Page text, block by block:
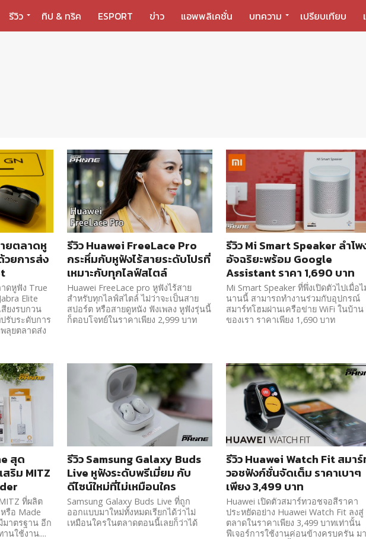
รีวิว ทิป & ทริค ESPORT ข่าว แอพพลิเคชั่น บทความ เปรียบเทียบ
ยตลาดหู
วยการส่ง
ดหูฟัง True
Elite
ยงรบกวน
รับระดับการ
ลุยตลาดส่ง
รีวิว Huawei FreeLace Pro
กระหึ่มกับหูฟังไร้สายระดับโปรที่
เหมาะกับทุกไลฟ์สไตล์
Huawei FreeLace pro หูฟังไร้สาย
สำหรับทุกไลฟ์สไตล์ ไม่ว่าจะเป็นสาย
สปอร์ต หรือสายดูหนัง ฟังเพลง หูฟังรุ่นนี้
ก็ตอบโจทย์ในราคาเพียง 2,999 บาท
รีวิว Mi Smart Speaker ลำโพ
อัจฉริยะพร้อม Google
Assistant ราคา 1,690 บาท
Mi Smart Speaker ที่พึ่งเปิดตัวไปเมื่อไ
นานนี้ สามารถทำงานร่วมกับอุปกรณ์
สมาร์ทโฮมผ่านเครือข่าย WiFi ในบ้าน
ของเรา ราคาเพียง 1,690 บาท
สุด
ริม MITZ
ที่ผลิต
รือ Made
มาตรฐาน อีก
นใช้งาน....
รีวิว Samsung Galaxy Buds
Live หูฟังระดับพรีเมี่ยม กับ
ดีไซน์ใหม่ที่ไม่เหมือนใคร
Samsung Galaxy Buds Live ที่ถูก
ออกแบบมาใหม่ทั้งหมดเรียกได้ว่าไม่
เหมือนใครในตลาดตอนนี้เลยก็ว่าได้
รีวิว Huawei Watch Fit สมา
วอชฟังก์ชั่นจัดเต็ม ราคาเบาๆ
เพียง 3,499 บาท
Huawei เปิดตัวสมาร์ทวอชจอสีราคา
ประหยัดอย่าง Huawei Watch Fit ลงสู่
ตลาดในราคาเพียง 3,499 บาทเท่านั้น
ฟีเจอร์การใช้งานค่อนข้างครบครัน มา